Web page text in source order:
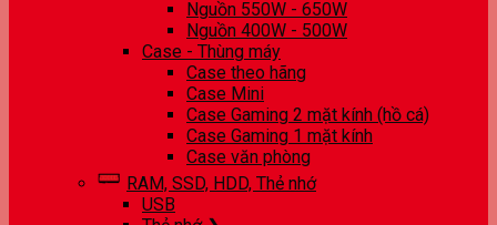
Nguồn 550W - 650W
Nguồn 400W - 500W
Case - Thùng máy
Case theo hãng
Case Mini
Case Gaming 2 mặt kính (hồ cá)
Case Gaming 1 mặt kính
Case văn phòng
RAM, SSD, HDD, Thẻ nhớ
USB